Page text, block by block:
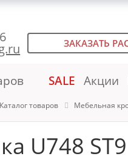
ЗАКАЗАТЬ
SALE Акции
Каталог товаров Мебельная
U748